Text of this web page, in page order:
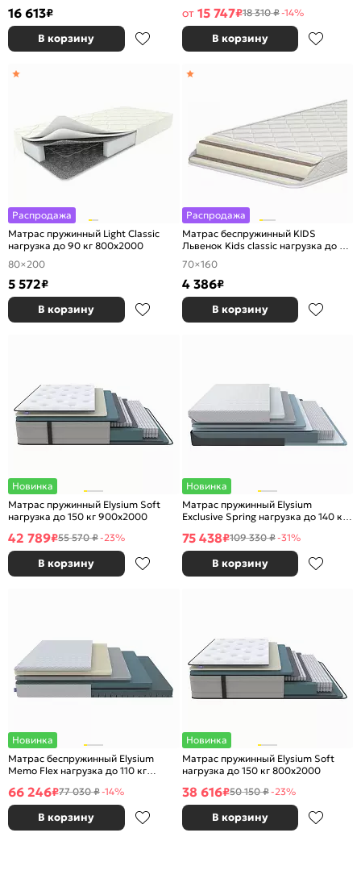
16 613₽
В корзину
от 15 747₽18 310 ₽-14%
В корзину
Распродажа
Матрас пружинный Light Classic
нагрузка до 90 кг 800x2000
80×200
5 572₽
В корзину
Распродажа
Матрас беспружинный KIDS
Львенок Kids classic нагрузка до 90
кг 700x1600
70×160
4 386₽
В корзину
Новинка
Матрас пружинный Elysium Soft
нагрузка до 150 кг 900x2000
42 789₽55 570 ₽-23%
В корзину
Новинка
Матрас пружинный Elysium
Exclusive Spring нагрузка до 140 кг
75 438₽109 330 ₽-31%
В корзину
Новинка
Матрас беспружинный Elysium
Memo Flex нагрузка до 110 кг
66 246₽77 030 ₽-14%
В корзину
Новинка
Матрас пружинный Elysium Soft
нагрузка до 150 кг 800x2000
38 616₽50 150 ₽-23%
В корзину